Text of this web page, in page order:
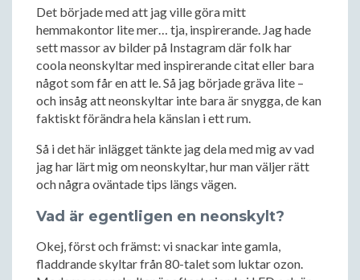
Det började med att jag ville göra mitt
hemmakontor lite mer… tja, inspirerande. Jag hade
sett massor av bilder på Instagram där folk har
coola neonskyltar med inspirerande citat eller bara
något som får en att le. Så jag började gräva lite –
och insåg att neonskyltar inte bara är snygga, de kan
faktiskt förändra hela känslan i ett rum.
Så i det här inlägget tänkte jag dela med mig av vad
jag har lärt mig om neonskyltar, hur man väljer rätt
och några oväntade tips längs vägen.
Vad är egentligen en neonskylt?
Okej, först och främst: vi snackar inte gamla,
fladdrande skyltar från 80-talet som luktar ozon.